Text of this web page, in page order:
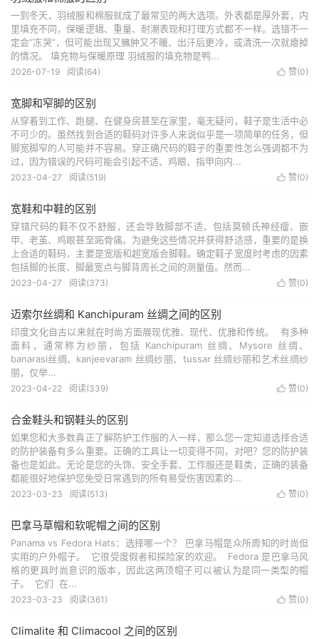
一到冬天，羽绒服和棉服就成了最常见的两大选项。外表都是厚外套，内
里填充不同，保暖逻辑、重量、耐潮表现和打理方式都不一样。选错不一
定会“冻哭”，但可能出现又臃肿又不暖、出汗后更冷，或清洗一次就瘪掉
的情况。 填充物与保暖原理 羽绒服的填充物是鸭...
 赞(0)
2026-07-19 阅读(64)
宽脚和窄脚的区别
从穿着到工作、跑腿、在健身房甚至在家里，毫无疑问，鞋子是生活中必
不可少的。虽然找到合适的鞋码对许多人来说似乎是一项简单的任务，但
脚宽脚窄的人可能并不容易。穿正确尺码的鞋子的重要性怎么强调都不为
过，因为错误的尺码可能会引起不适、鸡眼、指甲向内...
 赞(0)
2023-04-27 阅读(519)
宽鞋和中鞋的区别
穿错尺码的鞋不仅不舒服，还会导致脚部不适，包括莫顿氏神经瘤、嵌
甲、老茧、鸡眼甚至跖骨痛。为避免这些情况并获得舒适感，重要的是换
上合适的鞋码，主要是宽版和超宽版合脚鞋。确定鞋子宽度时考虑的因素
包括脚的长度、脚最宽点与脚背周长之间的测量值。然而...
 赞(0)
2023-04-27 阅读(373)
迈索尔丝绸和 Kanchipuram 丝绸之间的区别
印度文化自古以来就在时尚方面展现优雅、现代、优雅和传统。 有多种
面料，通常称为纱丽，包括 Kanchipuram 丝绸、Mysore 丝绸、
banarasi丝绸、kanjeevaram 丝绸纱丽、tussar 丝绸纱丽和艺术丝绸纱
丽，仅举...
 赞(0)
2023-04-22 阅读(339)
合金鞋头和钢鞋头的区别
如果您和大多数真正了解防护工作服的人一样，那么您一定知道选择合适
的防护装备有多么重要。正确的工具让一切变得不同，对吧？您的防护装
备也是如此。无论是您的头饰、安全手套、工作服还是鞋类，正确的装备
都能很好地保护您免受日常遇到的所有易受伤害因素的...
 赞(0)
2023-03-23 阅读(513)
巴拿马草帽和软呢帽之间的区别
Panama vs Fedora Hats：选择哪一个？ 巴拿马帽是众所周知的时尚但
实用的户外帽子。 它很受度假者和探险家的欢迎。 Fedora 是巴拿马风
格的更具时尚意识的版本，因此这两顶帽子可以被认为是同一类型的帽
子。 它们 在...
 赞(0)
2023-03-23 阅读(361)
Climalite 和 Climacool 之间的区别